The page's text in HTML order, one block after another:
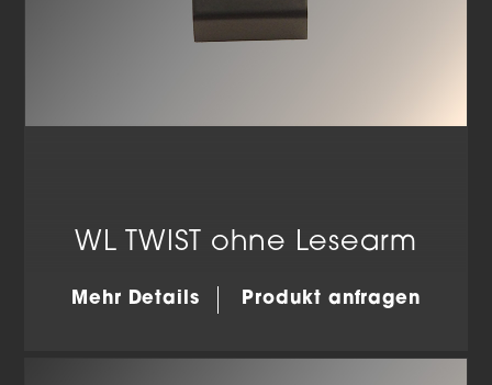
WL TWIST ohne Lesearm
Mehr Details Produkt anfragen